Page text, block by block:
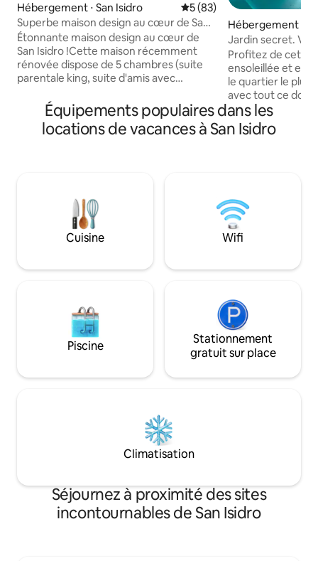
Hébergement ⋅ San Isidro Évaluation moyenne sur la
5 (83)
Superbe maison design au cœur de San
Isidro
Étonnante maison design au cœur de
San Isidro !Cette maison récemment
rénovée dispose de 5 chambres (suite
parentale king, suite d'amis avec
une chambre simple) et de 5 salles de
bains. Profitez d'une piscine haut de
gamme, d'une salle de sport, d'un terrain
gamme, une connectivité Internet et un
système de sécurité haut de gamme
pour votre tranquillité d'esprit. Parfait
pour les escapades en famille !
Hébergement ⋅
Jardin secret.
Isidro
Profitez de cette
ensoleillée et
le quartier le plus
avec tout ce dont
distance de
atmosphère de
Entrez dans un
toute l'année du
belle piscine
coin petit-
avec parrilla et
Équipements populaires dans les
locations de vacances à San Isidro
Cuisine Wifi
Piscine
Stationnement
gratuit sur place
Climatisation
Séjournez à proximité des sites
incontournables de San Isidro